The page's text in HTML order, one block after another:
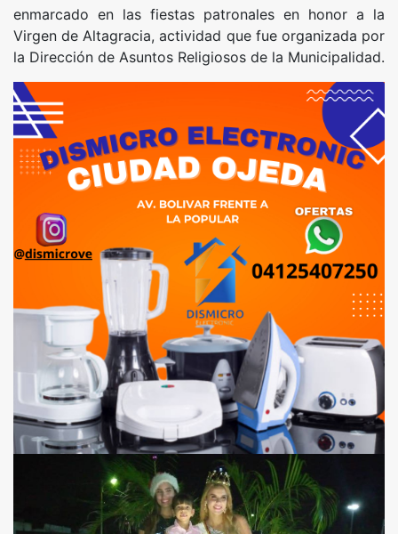
enmarcado en las fiestas patronales en honor a la
Virgen de Altagracia, actividad que fue organizada por
la Dirección de Asuntos Religiosos de la Municipalidad.